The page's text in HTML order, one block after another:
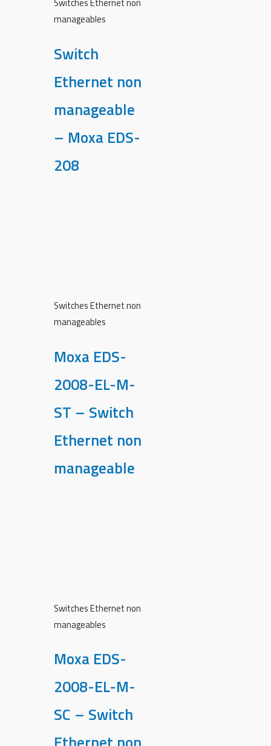
Switches Ethernet non
manageables
Switch
Ethernet non
manageable
– Moxa EDS-
208
Switches Ethernet non
manageables
Moxa EDS-
2008-EL-M-
ST – Switch
Ethernet non
manageable
Switches Ethernet non
manageables
Moxa EDS-
2008-EL-M-
SC – Switch